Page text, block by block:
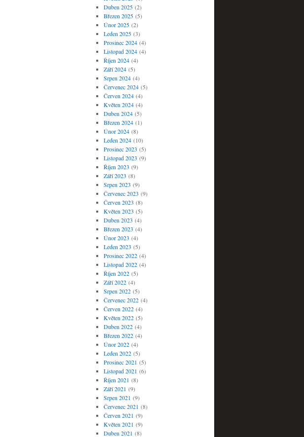
Duben 2025(2)
Březen 2025(5)
Únor 2025(2)
Leden 2025(3)
Prosinec 2024(4)
Listopad 2024(4)
Říjen 2024(4)
Září 2024(5)
Srpen 2024(4)
Červenec 2024(5)
Červen 2024(4)
Květen 2024(4)
Duben 2024(5)
Březen 2024(1)
Únor 2024(8)
Leden 2024(10)
Prosinec 2023 (5)
Listopad 2023 (9)
Říjen 2023 (9)
Září 2023 (8)
Srpen 2023 (9)
Červenec 2023 (9)
Červen 2023 (8)
Květen 2023 (5)
Duben 2023 (4)
Březen 2023 (4)
Únor 2023 (4)
Leden 2023 (5)
Prosinec 2022(4)
Listopad 2022(4)
Říjen 2022(5)
Září 2022(4)
Srpen 2022(5)
Červenec 2022(4)
Červen 2022(4)
Květen 2022(5)
Duben 2022(4)
Březen 2022(4)
Únor 2022(4)
Leden 2022(5)
Prosinec 2021 (5)
Listopad 2021 (6)
Říjen 2021 (8)
Září 2021 (9)
Srpen 2021 (9)
Červenec 2021 (8)
Červen 2021 (9)
Květen 2021 (9)
Duben 2021 (8)